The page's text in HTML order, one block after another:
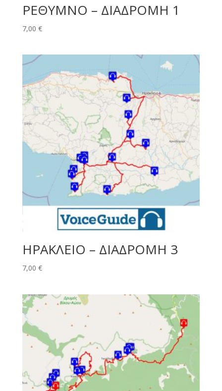
ΡΕΘΥΜΝΟ – ΔΙΑΔΡΟΜΗ 1
7,00 €
ΗΡΑΚΛΕΙΟ – ΔΙΑΔΡΟΜΗ 3
7,00 €